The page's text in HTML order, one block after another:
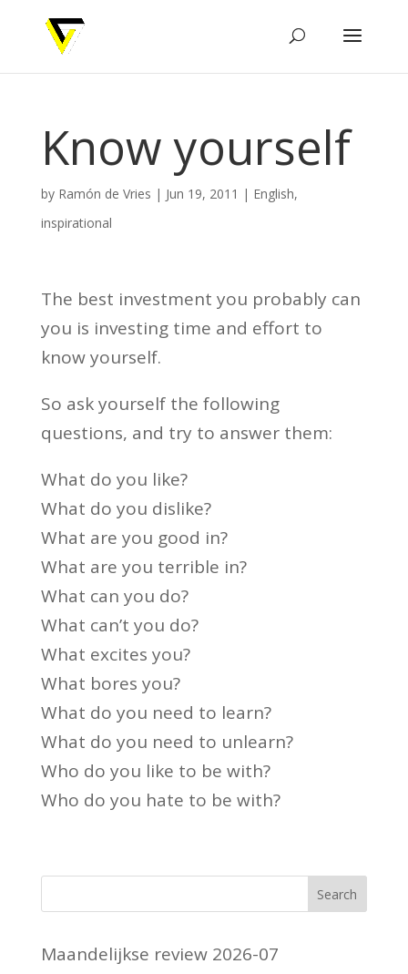
Know yourself
by Ramón de Vries | Jun 19, 2011 | English,
inspirational
The best investment you probably can
you is investing time and effort to
know yourself.
So ask yourself the following
questions, and try to answer them:
What do you like?
What do you dislike?
What are you good in?
What are you terrible in?
What can you do?
What can’t you do?
What excites you?
What bores you?
What do you need to learn?
What do you need to unlearn?
Who do you like to be with?
Who do you hate to be with?
Maandelijkse review 2026-07